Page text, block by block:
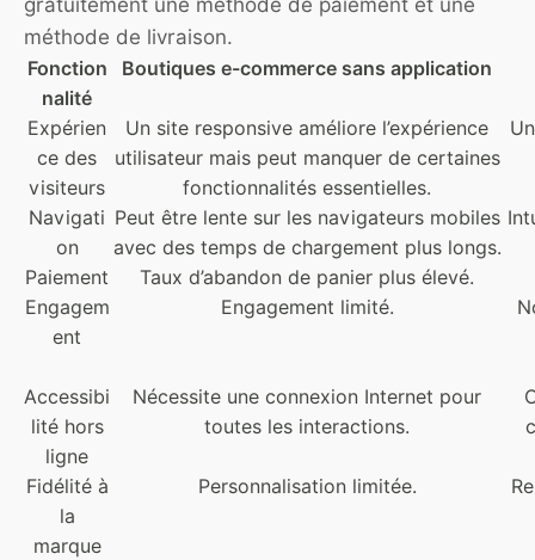
gratuitement une méthode de paiement et une
méthode de livraison.
Fonction
nalité
Boutiques e-commerce sans application
Expérien
ce des
visiteurs
Un site responsive améliore l’expérience
utilisateur mais peut manquer de certaines
fonctionnalités essentielles.
Navigati
on
Peut être lente sur les navigateurs mobiles
avec des temps de chargement plus longs.
Paiement
Taux d’abandon de panier plus élevé.
Engagem
ent
Engagement limité.
Accessibi
lité hors
ligne
Nécessite une connexion Internet pour
toutes les interactions.
Fidélité à
la
marque
Personnalisation limitée.